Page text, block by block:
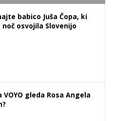
babico Juša Čopa, ki
noč osvojila Slovenijo
VOYO gleda Rosa Angela